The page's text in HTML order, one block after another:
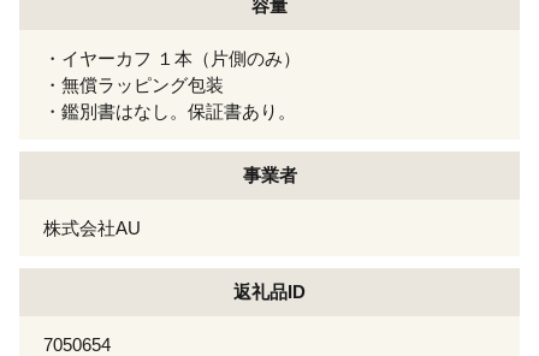
容量
・イヤーカフ １本（片側のみ）
・無償ラッピング包装
・鑑別書はなし。保証書あり。
事業者
株式会社AU
返礼品ID
7050654